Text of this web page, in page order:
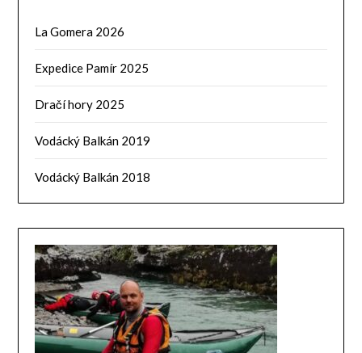
La Gomera 2026
Expedice Pamír 2025
Dračí hory 2025
Vodácký Balkán 2019
Vodácký Balkán 2018